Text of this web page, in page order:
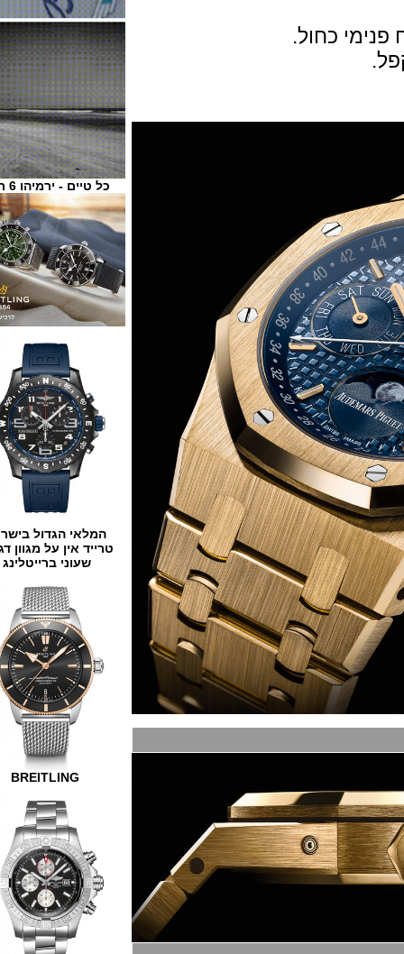
כל טיים - ירמיהו 6 ת"א
המלאי הגדול בישראל
טרייד אין על מגוון דגמים
שעוני ברייטלינג
BREITLING